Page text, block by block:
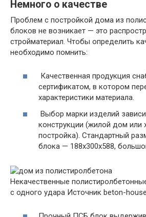
Немного о качестве
Проблем с постройкой дома из
блоков не возникает — это
стройматериал. Чтобы определить
необходимо помнить:
Качественная продукция
сертификатом, в котором
характеристики материала.
Выбор марки изделий
конструкции (жилой дом или
постройка). Стандартный
блока — 188х300х588,
Некачественные
с одного удара Источник beton-